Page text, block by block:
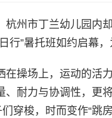
杭州市丁兰幼儿园内
行”暑托班如约启幕
在操场上，运动的活
、耐力与协调性，
穿梭，时而变作“跳